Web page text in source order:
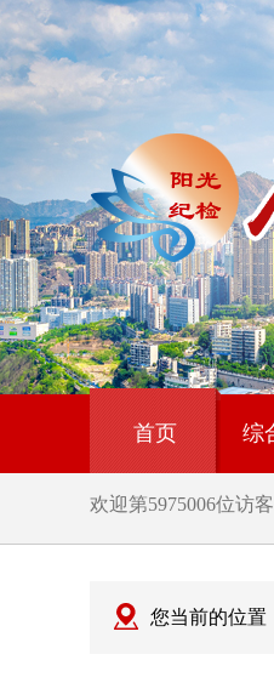
首页 综
欢迎第5975006位访客
您当前的位置